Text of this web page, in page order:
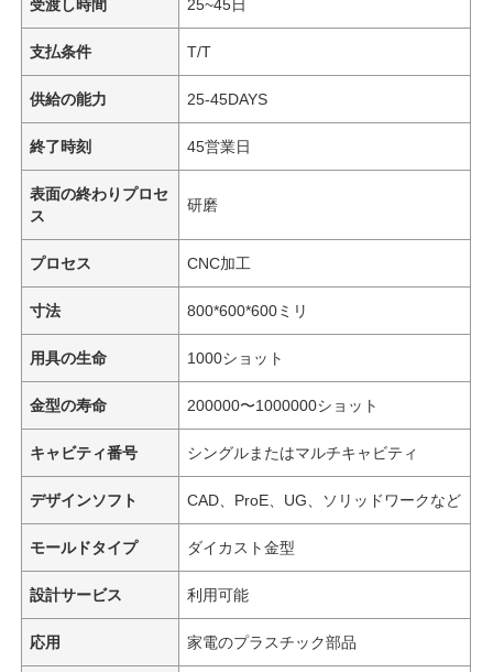
受渡し時間 25~45日
支払条件 T/T
供給の能力 25-45DAYS
終了時刻 45営業日
表面の終わりプロセ
ス
研磨
プロセス CNC加工
寸法 800*600*600ミリ
用具の生命 1000ショット
金型の寿命 200000〜1000000ショット
キャビティ番号 シングルまたはマルチキャビティ
デザインソフト CAD、ProE、UG、ソリッドワークなど
モールドタイプ ダイカスト金型
設計サービス 利用可能
応用 家電のプラスチック部品